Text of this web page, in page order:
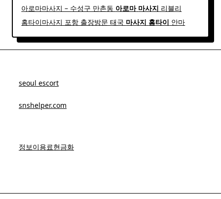
아로마마사지 – 수성구 만촌동 아로마 마사지 리블리
홈타이마사지 포항 출장방문 태국 마사지 홈타이 안마​
seoul escort
snshelper.com
정보이용료현금화